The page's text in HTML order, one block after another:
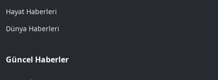
Hayat Haberleri
Dünya Haberleri
Güncel Haberler